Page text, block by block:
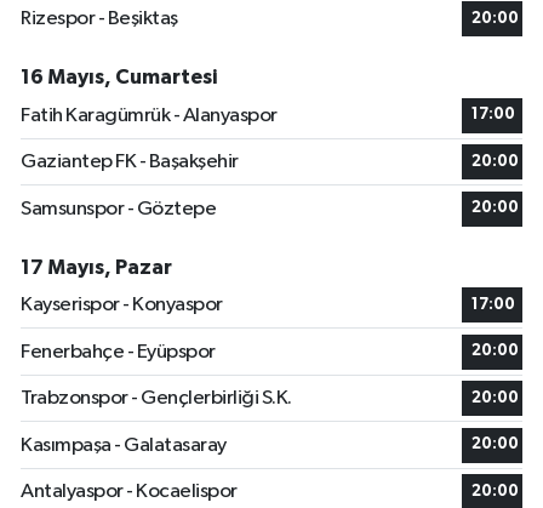
Rizespor - Beşiktaş
20:00
16 Mayıs, Cumartesi
Fatih Karagümrük - Alanyaspor
17:00
Gaziantep FK - Başakşehir 20:00
Samsunspor - Göztepe 20:00
17 Mayıs, Pazar
Kayserispor - Konyaspor
17:00
Fenerbahçe - Eyüpspor 20:00
Trabzonspor - Gençlerbirliği S.K. 20:00
Kasımpaşa - Galatasaray 20:00
Antalyaspor - Kocaelispor 20:00